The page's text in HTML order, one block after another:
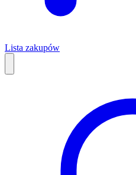
Lista zakupów